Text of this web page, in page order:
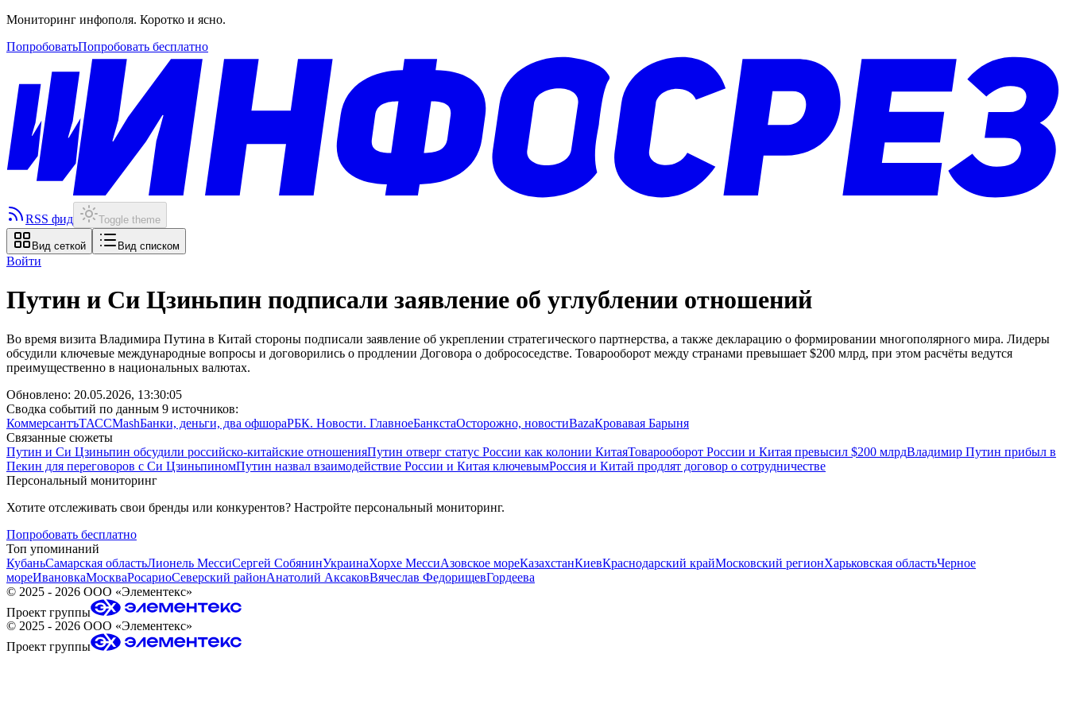
Мониторинг инфополя. Коротко и ясно.
ПопробоватьПопробовать бесплатно
RSS фид Toggle theme
Вид сеткой Вид списком
Войти
Путин и Си Цзиньпин подписали заявление об углублении отношений
Во время визита Владимира Путина в Китай стороны подписали заявление об укреплении стратегического партнерства, а также декларацию о формировании многополярного мира. Лидеры
обсудили ключевые международные вопросы и договорились о продлении Договора о добрососедстве. Товарооборот между странами превышает $200 млрд, при этом расчёты ведутся
преимущественно в национальных валютах.
Обновлено: 20.05.2026, 13:30:05
Сводка событий по данным 9 источников:
КоммерсантъТАССMashБанки, деньги, два офшораРБК. Новости. ГлавноеБанкстаОсторожно, новостиBazaКровавая Барыня
Связанные сюжеты
Путин и Си Цзиньпин обсудили российско-китайские отношенияПутин отверг статус России как колонии КитаяТоварооборот России и Китая превысил $200 млрдВладимир Путин прибыл в
Пекин для переговоров с Си ЦзиньпиномПутин назвал взаимодействие России и Китая ключевымРоссия и Китай продлят договор о сотрудничестве
Персональный мониторинг
Хотите отслеживать свои бренды или конкурентов? Настройте персональный мониторинг.
Попробовать бесплатно
Топ упоминаний
КубаньСамарская областьЛионель МессиСергей СобянинУкраинаХорхе МессиАзовское мореКазахстанКиевКраснодарский крайМосковский регионХарьковская областьЧерное
мореИвановкаМоскваРосариоСеверский районАнатолий АксаковВячеслав ФедорищевГордеева
© 2025 - 2026 ООО «Элементекс»
Проект группы
© 2025 - 2026 ООО «Элементекс»
Проект группы